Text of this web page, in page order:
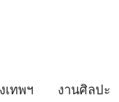
เทพฯ งานศิลปะ